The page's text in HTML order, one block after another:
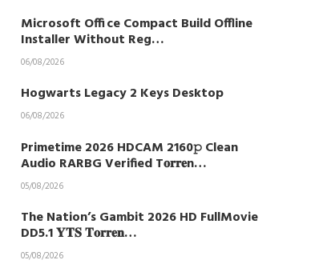
Microsoft Office Compact Build Offline
Installer Without Reg…
06/08/2026
Hogwarts Legacy 2 Keys Desktop
06/08/2026
Primetime 2026 HDCAM 2160𝚙 Clean
Audio RARBG Verified T𝐨𝐫𝐫𝐞n…
05/08/2026
The Nation’s Gambit 2026 HD FullMovie
DD5.1 𝐘𝐓𝐒 𝐓𝐨𝐫𝐫𝐞𝐧…
05/08/2026